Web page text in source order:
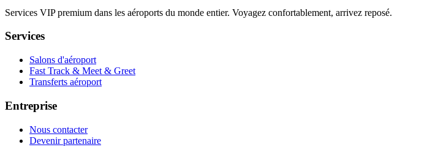
Services VIP premium dans les aéroports du monde entier. Voyagez confortablement, arrivez reposé.
Services
Salons d'aéroport
Fast Track & Meet & Greet
Transferts aéroport
Entreprise
Nous contacter
Devenir partenaire